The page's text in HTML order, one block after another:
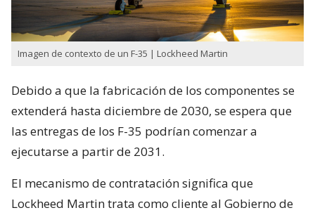
Imagen de contexto de un F-35 | Lockheed Martin
Debido a que la fabricación de los componentes se
extenderá hasta diciembre de 2030, se espera que
las entregas de los F-35 podrían comenzar a
ejecutarse a partir de 2031.
El mecanismo de contratación significa que
Lockheed Martin trata como cliente al Gobierno de